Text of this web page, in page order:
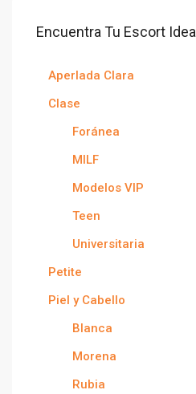
Encuentra Tu Escort Ideal
Aperlada Clara
Clase
Foránea
MILF
Modelos VIP
Teen
Universitaria
Petite
Piel y Cabello
Blanca
Morena
Rubia